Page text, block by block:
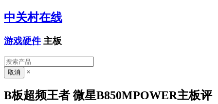
中关村在线
游戏硬件 主板
×
B板超频王者 微星B850MPOWER主板评